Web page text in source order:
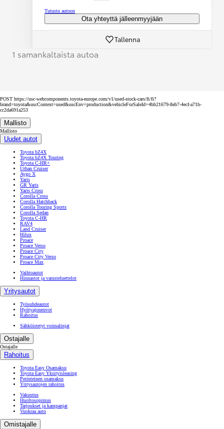
Tutustu autoon
Ota yhteyttä jälleenmyyjään
Tallenna
1 samankaltaista autoa
POST https://usc-webcomponents.toyota-europe.com/v1/used-stock-cars/fi/fi?
brand=toyota&uscContext=used&uscEnv=production&vehicleForSaleId=4bb21679-8eb7-4ecf-a71b-
cc2da691a253
Mallisto
Mallisto
Uudet autot
Toyota bZ4X
Toyota bZ4X Touring
Toyota C-HR+
Urban Cruiser
Aygo X
Yaris
GR Yaris
Yaris Cross
Corolla Cross
Corolla Hatchback
Corolla Touring Sports
Corolla Sedan
Toyota C-HR
RAV4
Land Cruiser
Hilux
Proace
Proace Verso
Proace City
Proace City Verso
Proace Max
Vaihtoautot
Hinnastot ja varusteluettelot
Yritysautot
Työsuhdeautot
Hyötyajoneuvot
Rahoitus
Sähköistetyt voimalinjat
Ostajalle
Ostajalle
Rahoitus
Toyota Easy Osamaksu
Toyota Easy Yksityisleasing
Perinteinen osamaksu
Yritysautojen rahoitus
Vakuutus
Huoltosopimus
Tarjoukset ja kampanjat
Vuokraa auto
Omistajalle